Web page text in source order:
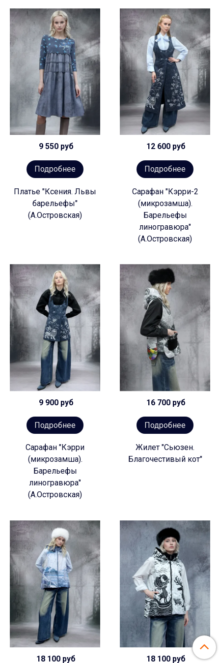
9 550 руб
Подробнее
Платье "Ксения. Львы
барельефы"
(А.Островская)
12 600 руб
Подробнее
Сарафан "Кэрри-2
(микрозамша).
Барельефы
линогравюра"
(А.Островская)
9 900 руб
Подробнее
Сарафан "Кэрри
(микрозамша).
Барельефы
линогравюра"
(А.Островская)
16 700 руб
Подробнее
Жилет "Сьюзен.
Благочестивый кот"
18 100 руб 18 100 руб